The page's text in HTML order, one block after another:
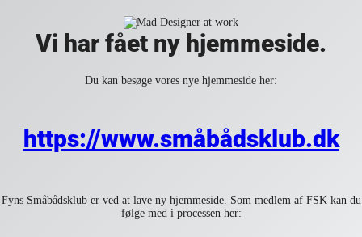
Vi har fået ny hjemmeside.
Du kan besøge vores nye hjemmeside her:
https://www.småbådsklub.dk
Fyns Småbådsklub er ved at lave ny hjemmeside. Som medlem af FSK kan du
følge med i processen her: